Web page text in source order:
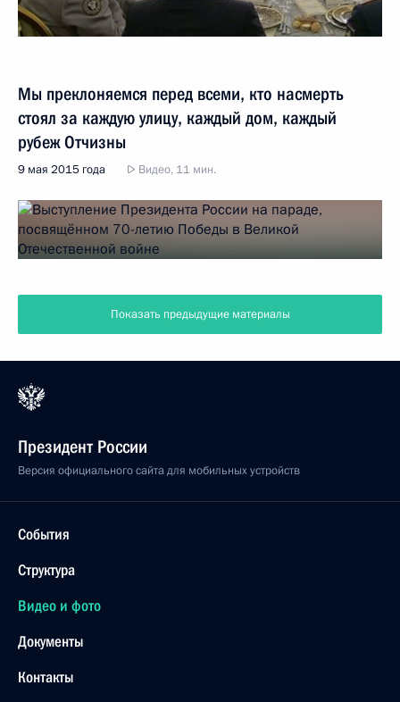
Мы преклоняемся перед всеми, кто насмерть
стоял за каждую улицу, каждый дом, каждый
рубеж Отчизны
9 мая 2015 года Видео, 11 мин.
Показать предыдущие материалы
Президент России
Версия официального сайта для мобильных устройств
События
Структура
Видео и фото
Документы
Контакты